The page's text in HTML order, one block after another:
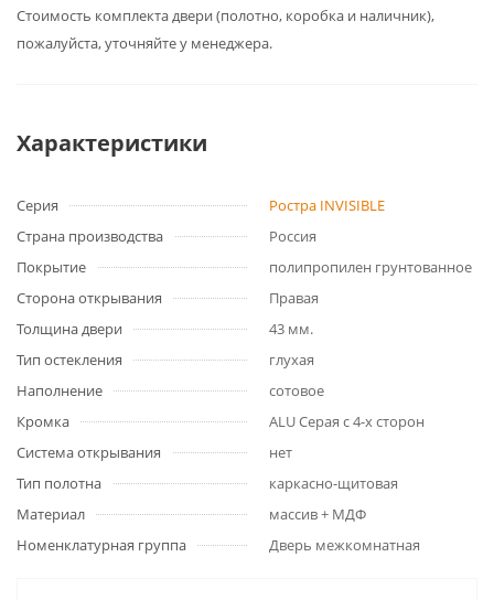
Cтоимость комплекта двери (полотно, коробка и наличник),
пожалуйста, уточняйте у менеджера.
Характеристики
Серия
Ростра INVISIBLE
Страна производства
Россия
Покрытие
полипропилен грунтованное
Сторона открывания
Правая
Толщина двери
43 мм.
Тип остекления
глухая
Наполнение
сотовое
Кромка
ALU Серая с 4-х сторон
Система открывания
нет
Тип полотна
каркасно-щитовая
Материал
массив + МДФ
Номенклатурная группа
Дверь межкомнатная